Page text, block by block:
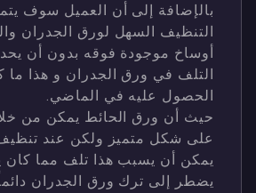
بالإضافة إلى أن العميل سوف
التنظيف السهل لورق الجدران
أوساخ موجودة فوقه بدون أن
التلف في ورق الجدران و هذا
الحصول عليه في الماضي.
حيث أن ورق الحائط يمكن من
على شكل متميز ولكن عند
يمكن أن يسبب هذا تلف مما كان
يضطر إلى ترك ورق الجدران